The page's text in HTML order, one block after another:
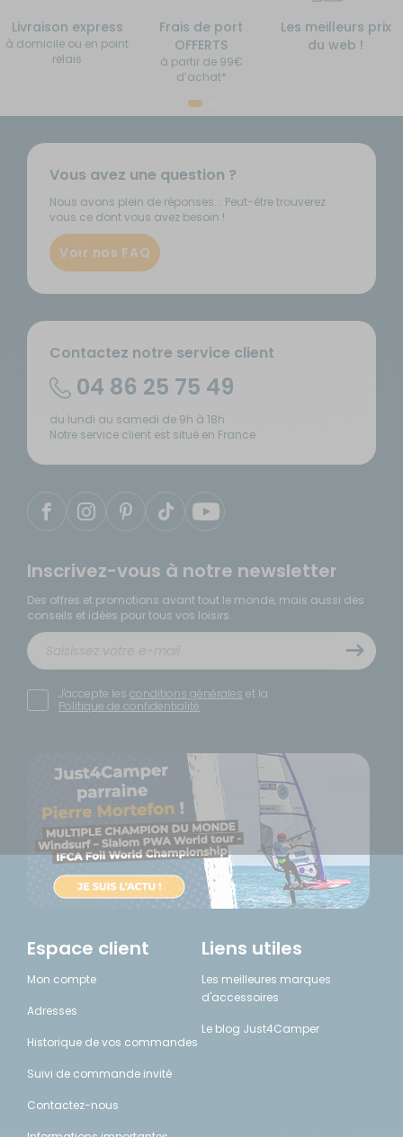
Livraison express
à domicile ou en point
relais
Frais de port
OFFERTS
à partir de 99€
d’achat*
Les meilleurs prix
du web !
Vous avez une question ?
Nous avons plein de réponses... Peut-être trouverez
vous ce dont vous avez besoin !
Voir nos FAQ
Contactez notre service client
04 86 25 75 49
du lundi au samedi de 9h à 18h
Notre service client est situé en France
Inscrivez-vous à notre newsletter
Des offres et promotions avant tout le monde, mais aussi des
conseils et idées pour tous vos loisirs.
J'accepte les conditions générales et la
Politique de confidentialité
Espace client
Mon compte
Adresses
Historique de vos commandes
Suivi de commande invité
Contactez-nous
Liens utiles
Les meilleures marques
d'accessoires
Le blog Just4Camper